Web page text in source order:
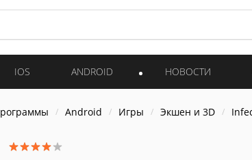
IOS ANDROID НОВОСТИ
Android Игры Экшен и 3D